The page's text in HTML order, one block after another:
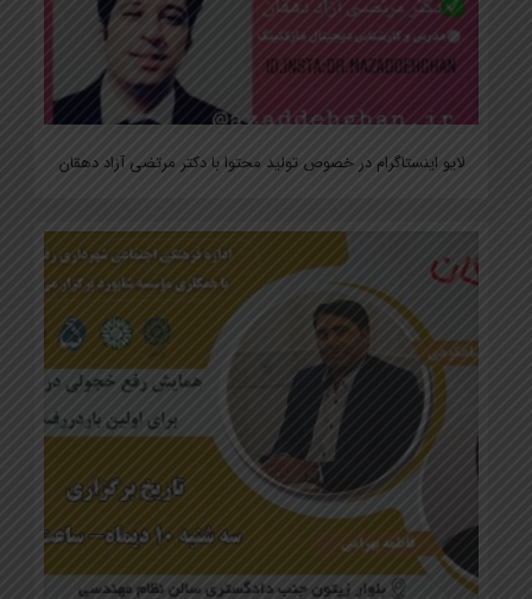
لایو اینستاگرام در خصوص تولید محتوا با دکتر مرتضی آزاد دهقان